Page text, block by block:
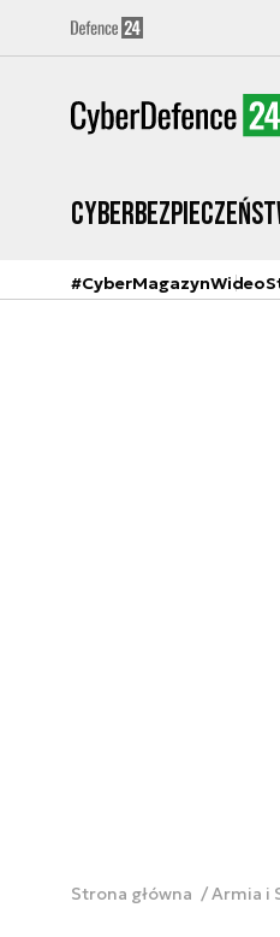
#CyberMagazynWideo
Strona główna Armia i